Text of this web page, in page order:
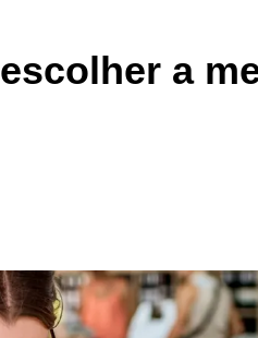
a